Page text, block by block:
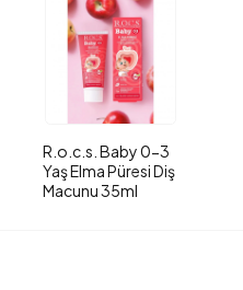
R.o.c.s. Baby 0-3
Yaş Elma Püresi Diş
Macunu 35ml